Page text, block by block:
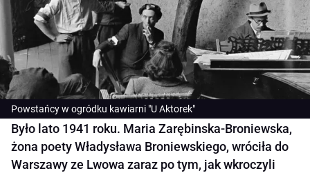
Powstańcy w ogródku kawiarni "U Aktorek"
Było lato 1941 roku. Maria Zarębinska-Broniewska,
żona poety Władysława Broniewskiego, wróciła do
Warszawy ze Lwowa zaraz po tym, jak wkroczyli